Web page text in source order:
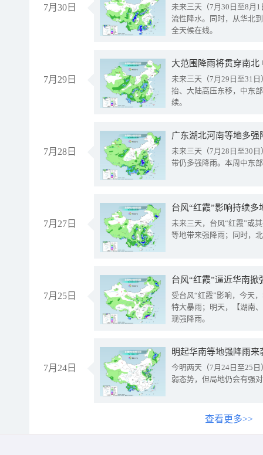
7月30日
未来三天（7月30日至8月
流性降水。同时，从华北
全天候在线。
7月29日
大范围降雨将贯穿南
未来三天（7月29日至31
抬、大陆高压东移，中东
续。
7月28日
广东湖北河南等地多
未来三天（7月28日至30
带仍多强降雨。本周中东
7月27日
台风“红霞”影响持续
未来三天，台风“红霞”或
等地带来强降雨；同时，
7月25日
台风“红霞”逼近华南
受台风“红霞”影响，今天
特大暴雨；明天，【湖南
现强降雨。
7月24日
明起华南等地强降雨
今明两天（7月24日至25
弱态势，但局地仍会有强
查看更多>>